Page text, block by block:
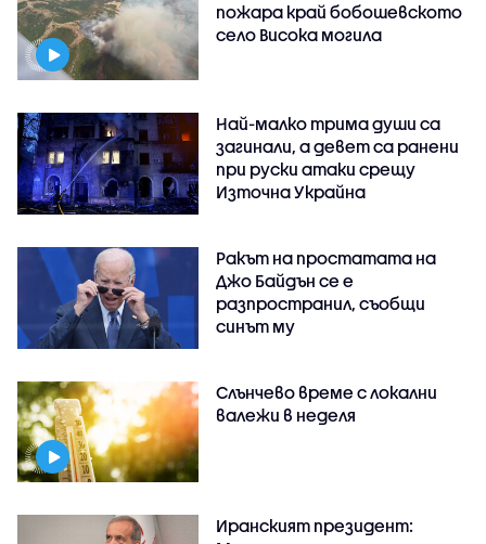
пожара край бобошевското
село Висока могила
Най-малко трима души са
загинали, а девет са ранени
при руски атаки срещу
Източна Украйна
Ракът на простатата на
Джо Байдън се е
разпространил, съобщи
синът му
Слънчево време с локални
валежи в неделя
Иранският президент: